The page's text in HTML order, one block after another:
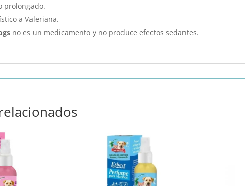
prolongado.
a Valeriana.
no es un medicamento y no produce efectos sedantes.